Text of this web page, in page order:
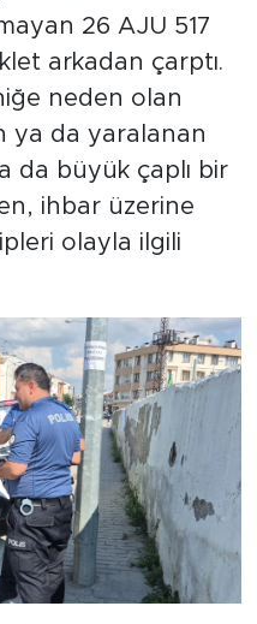
26 AJU 517
arkadan çarptı.
neden olan
ya da yaralanan
da büyük çaplı bir
ihbar üzerine
olayla ilgili